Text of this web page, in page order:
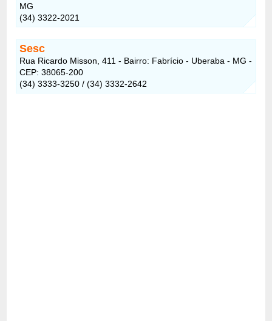
MG
(34) 3322-2021
Sesc
Rua Ricardo Misson, 411 - Bairro: Fabrício - Uberaba - MG -
CEP: 38065-200
(34) 3333-3250 / (34) 3332-2642